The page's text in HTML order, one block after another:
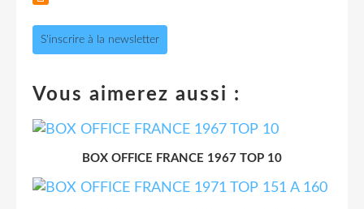
S'inscrire à la newsletter
Vous aimerez aussi :
BOX OFFICE FRANCE 1967 TOP 10